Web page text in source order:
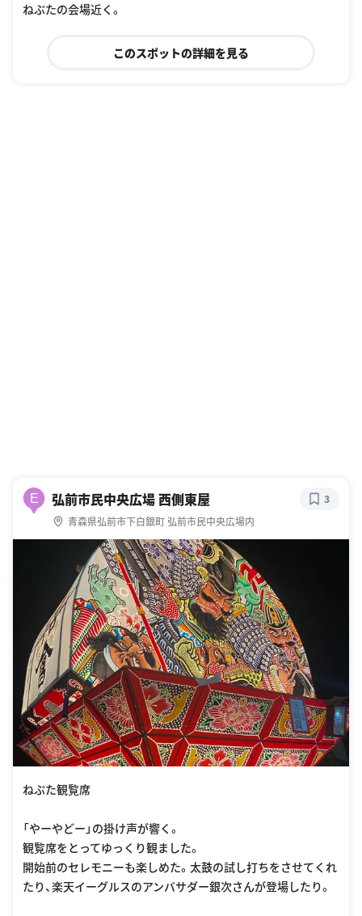
ねぷたの会場近く。
このスポットの詳細を見る
E 弘前市民中央広場 西側東屋
青森県弘前市下白銀町 弘前市民中央広場内
3
ねぷた観覧席
「やーやどー」の掛け声が響く。
観覧席をとってゆっくり観ました。
開始前のセレモニーも楽しめた。太鼓の試し打ちをさせてくれ
たり、楽天イーグルスのアンバサダー銀次さんが登場したり。